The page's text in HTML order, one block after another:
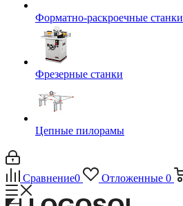
Форматно-раскроечные станки
Фрезерные станки
Цепные пилорамы
Сравнение0 Отложенные 0